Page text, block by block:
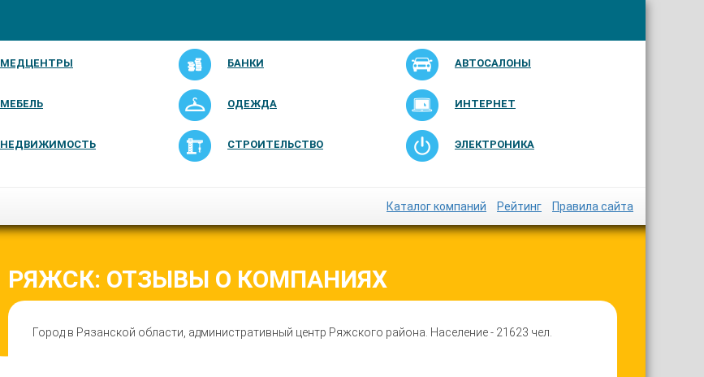
МЕДЦЕНТРЫ БАНКИ АВТОСАЛОНЫ
МЕБЕЛЬ ОДЕЖДА ИНТЕРНЕТ
НЕДВИЖИМОСТЬ СТРОИТЕЛЬСТВО ЭЛЕКТРОНИКА
Каталог компаний Рейтинг Правила сайта
РЯЖСК: ОТЗЫВЫ О КОМПАНИЯХ
Город в Рязанской области, административный центр Ряжского района. Население - 21623 чел.